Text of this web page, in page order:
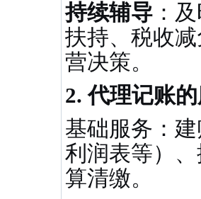
持续辅导：
扶持、税收
营决策。
2. 代理记账
基础服务：
利润表等）
算清缴。